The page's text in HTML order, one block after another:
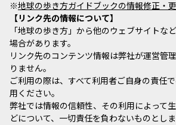
※地球の歩き方ガイドブックの情報修正・
リンク先の情報について
「地球の歩き方」から他のウェブサイトな
場合があります。
リンク先のコンテンツ情報は弊社が運営管
りません。
ご利用の際は、すべて利用者ご自身の責任
用ください。
弊社では情報の信頼性、その利用によって
どについて、一切責任を負わないものとしま